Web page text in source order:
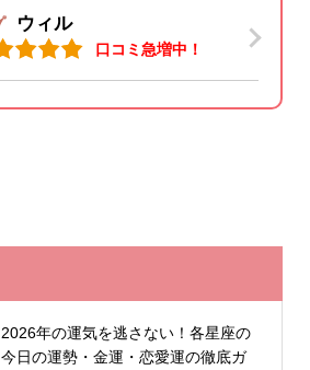
ウィル
口コミ急増中！
2026年の運気を逃さない！各星座の
今日の運勢・金運・恋愛運の徹底ガ